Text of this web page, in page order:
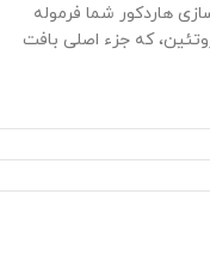
هاردکور شما فرموله
که جزء اصلی بافت